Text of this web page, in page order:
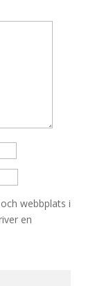
webbplats i
en